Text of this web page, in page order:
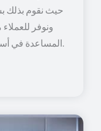
حيث نقوم بذلك
ونوفر
المساعدة في أسرع وقت ممكن من قبل الفنيين لدينا.